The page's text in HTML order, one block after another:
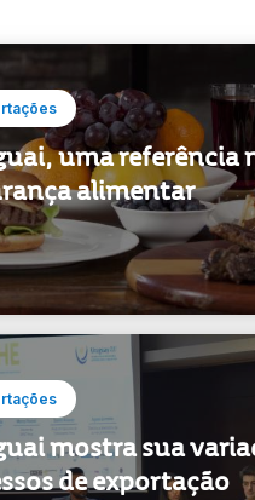
uma referência
alimentar
mostra sua
de exportação